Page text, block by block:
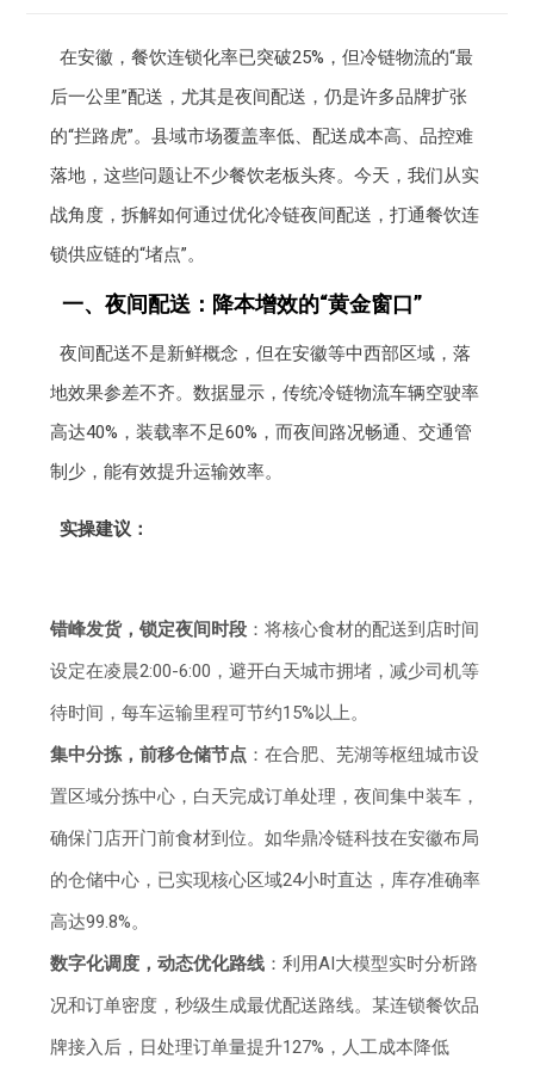
在安徽，餐饮连锁化率已突破25%，但冷链物流的“最
后一公里”配送，尤其是夜间配送，仍是许多品牌扩张
的“拦路虎”。县域市场覆盖率低、配送成本高、品控难
落地，这些问题让不少餐饮老板头疼。今天，我们从实
战角度，拆解如何通过优化冷链夜间配送，打通餐饮连
锁供应链的“堵点”。
一、夜间配送：降本增效的“黄金窗口”
夜间配送不是新鲜概念，但在安徽等中西部区域，落
地效果参差不齐。数据显示，传统冷链物流车辆空驶率
高达40%，装载率不足60%，而夜间路况畅通、交通管
制少，能有效提升运输效率。
实操建议：
错峰发货，锁定夜间时段 ：将核心食材的配送到店时间
设定在凌晨2:00-6:00，避开白天城市拥堵，减少司机等
待时间，每车运输里程可节约15%以上。
集中分拣，前移仓储节点 ：在合肥、芜湖等枢纽城市设
置区域分拣中心，白天完成订单处理，夜间集中装车，
确保门店开门前食材到位。如华鼎冷链科技在安徽布局
的仓储中心，已实现核心区域24小时直达，库存准确率
高达99.8%。
数字化调度，动态优化路线 ：利用AI大模型实时分析路
况和订单密度，秒级生成最优配送路线。某连锁餐饮品
牌接入后，日处理订单量提升127%，人工成本降低